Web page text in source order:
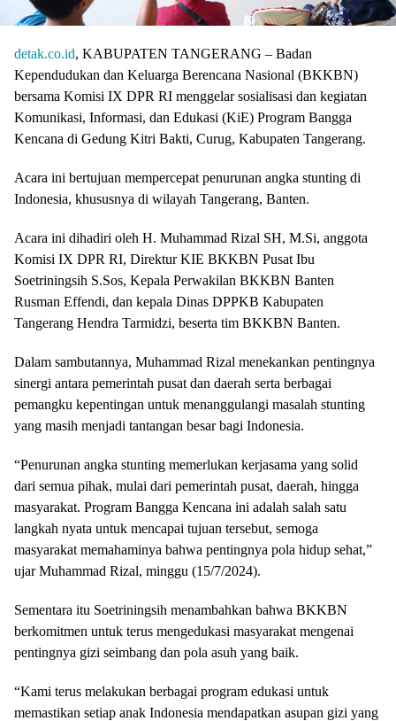
detak.co.id, KABUPATEN TANGERANG – Badan
Kependudukan dan Keluarga Berencana Nasional (BKKBN)
bersama Komisi IX DPR RI menggelar sosialisasi dan kegiatan
Komunikasi, Informasi, dan Edukasi (KiE) Program Bangga
Kencana di Gedung Kitri Bakti, Curug, Kabupaten Tangerang.
Acara ini bertujuan mempercepat penurunan angka stunting di
Indonesia, khususnya di wilayah Tangerang, Banten.
Acara ini dihadiri oleh H. Muhammad Rizal SH, M.Si, anggota
Komisi IX DPR RI, Direktur KIE BKKBN Pusat Ibu
Soetriningsih S.Sos, Kepala Perwakilan BKKBN Banten
Rusman Effendi, dan kepala Dinas DPPKB Kabupaten
Tangerang Hendra Tarmidzi, beserta tim BKKBN Banten.
Dalam sambutannya, Muhammad Rizal menekankan pentingnya
sinergi antara pemerintah pusat dan daerah serta berbagai
pemangku kepentingan untuk menanggulangi masalah stunting
yang masih menjadi tantangan besar bagi Indonesia.
“Penurunan angka stunting memerlukan kerjasama yang solid
dari semua pihak, mulai dari pemerintah pusat, daerah, hingga
masyarakat. Program Bangga Kencana ini adalah salah satu
langkah nyata untuk mencapai tujuan tersebut, semoga
masyarakat memahaminya bahwa pentingnya pola hidup sehat,”
ujar Muhammad Rizal, minggu (15/7/2024).
Sementara itu Soetriningsih menambahkan bahwa BKKBN
berkomitmen untuk terus mengedukasi masyarakat mengenai
pentingnya gizi seimbang dan pola asuh yang baik.
“Kami terus melakukan berbagai program edukasi untuk
memastikan setiap anak Indonesia mendapatkan asupan gizi yang